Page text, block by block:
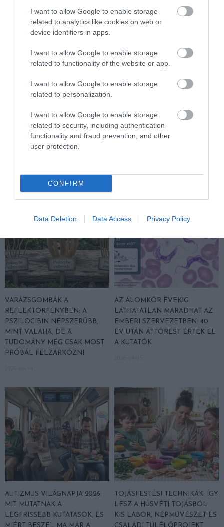
I want to allow Google to enable storage
related to analytics like cookies on web or
device identifiers in apps.
I want to allow Google to enable storage
related to functionality of the website or app.
I want to allow Google to enable storage
related to personalization.
I want to allow Google to enable storage
related to security, including authentication
functionality and fraud prevention, and other
user protection.
CONFIRM
Data Deletion Data Access Privacy Policy
VÉGE LEHET A
VÁRÓLISTÁKNAK? A
DISZNÓSZERVEK ÁTÍRHATJÁK
AZ ORVOSLÁS EGYIK
LEGKEGYETLENEBB
2026-04-22
EGÉSZEN MÁS ARCOT MUTAT
2026-04-21
VARÁZSGOMBÁK A
REFLEKTORFÉNYBEN: A
PSZILOCIBIN NÉPSZERŰBB,
MINT VALAHA, DE A
TUDOMÁNY MÉG CSAK MOST
PRÓBÁL FELZÁRKÓZNI
AZ ÁLOMKÓR ÉVEKIG
LÁTHATATLAN MARADHAT AZ
EMBERI SZERVEZETBEN: 40
ÉV UTÁN ÁTTÖRÉST ÉRTEK EL
A KUTATÓK
AUTIZMUS VILÁGNAPJA 2026:
MIT MUTATNAK A
LEGFRISSEBB KUTATÁSOK, ÉS
TOJÁSFESTÉSI TECHNIKÁK: ÍGY
LESZ A HÚSVÉTI TOJÁSBÓL
KIS LABOR, NÉPMŰVÉSZET ÉS